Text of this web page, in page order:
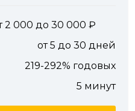
2 000 до 30 000
от 5 до 30 дней
219-292% годовых
5 минут